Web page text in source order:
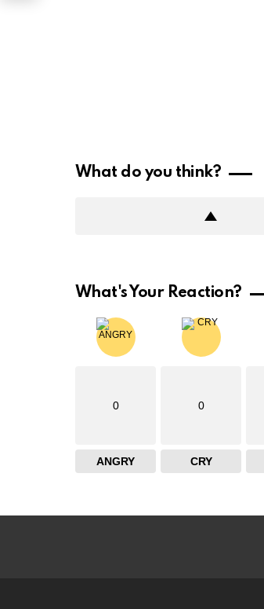
What do you think?
What's Your Reaction?
0
ANGRY
0
CRY